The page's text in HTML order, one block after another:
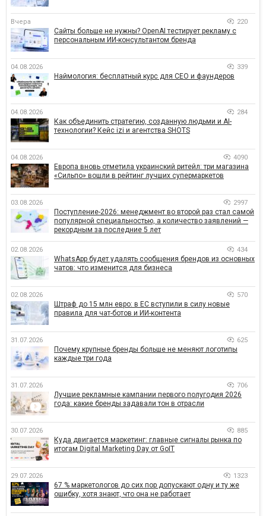
Вчера 220
Сайты больше не нужны? OpenAI тестирует рекламу с
персональным ИИ-консультантом бренда
04.08.2026 339
Наймология: бесплатный курс для CEO и фаундеров
04.08.2026 284
Как объединить стратегию, созданную людьми и AI-
технологии? Кейс izi и агентства SHOTS
04.08.2026 4090
Европа вновь отметила украинский ритейл: три магазина
«Сильпо» вошли в рейтинг лучших супермаркетов
03.08.2026 2997
Поступление-2026: менеджмент во второй раз стал самой
популярной специальностью, а количество заявлений —
рекордным за последние 5 лет
02.08.2026 434
WhatsApp будет удалять сообщения брендов из основных
чатов: что изменится для бизнеса
02.08.2026 570
Штраф до 15 млн евро: в ЕС вступили в силу новые
правила для чат-ботов и ИИ-контента
31.07.2026 625
Почему крупные бренды больше не меняют логотипы
каждые три года
31.07.2026 706
Лучшие рекламные кампании первого полугодия 2026
года: какие бренды задавали тон в отрасли
30.07.2026 885
Куда двигается маркетинг: главные сигналы рынка по
итогам Digital Marketing Day от GoIT
29.07.2026 1323
67 % маркетологов до сих пор допускают одну и ту же
ошибку, хотя знают, что она не работает